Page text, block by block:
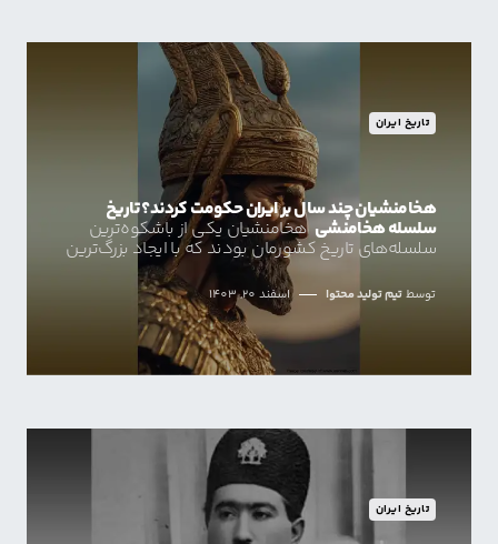
تاریخ ایران
هخامنشیان چند سال بر ایران حکومت کردند؟ تاریخ
سلسله هخامنشی هخامنشیان یکی از باشکوه‌ترین
سلسله‌های تاریخ کشورمان بودند که با ایجاد بزرگ‌ترین
توسطتیم تولید محتوا اسفند 20, 1403
تاریخ ایران